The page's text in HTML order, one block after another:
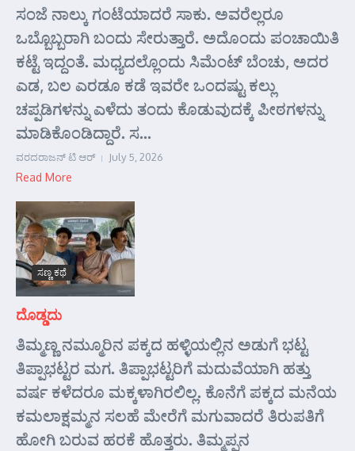
ಸಂಜೆ ನಾಲ್ಕು ಗಂಟೆಯಾದರೆ ಸಾಕು. ಅವರೆಲ್ಲರೂ
ಒಬ್ಬೊಬ್ಬರಾಗಿ ಬಂದು ಸೇರುತ್ತಾರೆ. ಅದೊಂದು ಪಂಚಾಯಿತಿ
ಕಟ್ಟೆ ಇದ್ದಂತೆ. ಮಧ್ಯದಲ್ಲೊಂದು ಸಿಮೆಂಟ್ ಬೆಂಚು, ಅದರ
ಎಡ, ಬಲ ಎರಡೂ ಕಡೆ ಇವರೇ ಒಂದಷ್ಟು ಕಲ್ಲು
ಚಪ್ಪಡಿಗಳನ್ನು ಎಳೆದು ತಂದು ಕೊಡುವುದಕ್ಕೆ ಪೀಠಗಳನ್ನು
ಮಾಡಿಕೊಂಡಿದ್ದಾರೆ. ಸ...
ವರದರಾಜನ್ ಟಿ ಆರ್ July 5, 2026
Read More
ಸಣ್ಣ ಕಥೆ
ದೊಡ್ಡದು
ತಿಮ್ಮಣ್ಣ ನಮ್ಮೂರಿನ ಪಕ್ಕದ ಹಳ್ಳಿಯಲ್ಲಿನ ಅಡುಗೆ ಭಟ್ಟ
ತಿಪ್ಪಾಭಟ್ಟರ ಮಗ. ತಿಪ್ಪಾಭಟ್ಟರಿಗೆ ಮದುವೆಯಾಗಿ ಹತ್ತು
ವರ್ಷ ಕಳೆದರೂ ಮಕ್ಕಳಾಗಿರಲಿಲ್ಲ. ಕೊನೆಗೆ ಪಕ್ಕದ ಮನೆಯ
ಕಮಲಾಕ್ಷಮ್ಮನ ಸಲಹೆ ಮೇರೆಗೆ ಮಗುವಾದರೆ ತಿರುಪತಿಗೆ
ಹೋಗಿ ಬರುವ ಹರಕೆ ಹೊತ್ತರು. ತಿಮ್ಮಪ್ಪನ